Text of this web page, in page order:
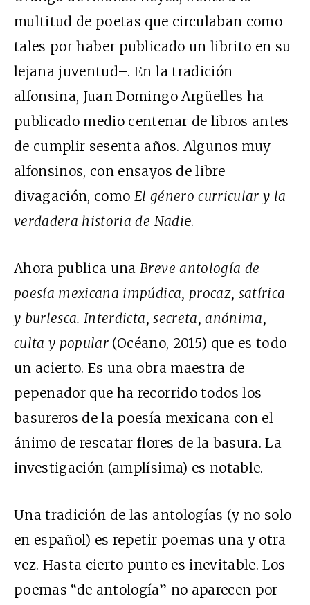
multitud de poetas que circulaban como
tales por haber publicado un librito en su
lejana juventud–. En la tradición
alfonsina, Juan Domingo Argüelles ha
publicado medio centenar de libros antes
de cumplir sesenta años. Algunos muy
alfonsinos, con ensayos de libre
divagación, como El género curricular y la
verdadera historia de Nadie.
Ahora publica una Breve antología de
poesía mexicana impúdica, procaz, satírica
y burlesca. Interdicta, secreta, anónima,
culta y popular (Océano, 2015) que es todo
un acierto. Es una obra maestra de
pepenador que ha recorrido todos los
basureros de la poesía mexicana con el
ánimo de rescatar flores de la basura. La
investigación (amplísima) es notable.
Una tradición de las antologías (y no solo
en español) es repetir poemas una y otra
vez. Hasta cierto punto es inevitable. Los
poemas “de antología” no aparecen por